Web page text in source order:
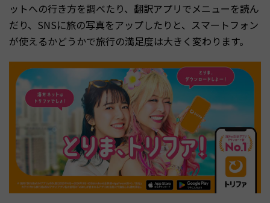
ットへの行き方を調べたり、翻訳アプリでメニューを読ん
だり、SNSに旅の写真をアップしたりと、スマートフォン
が使えるかどうかで旅行の満足度は大きく変わります。